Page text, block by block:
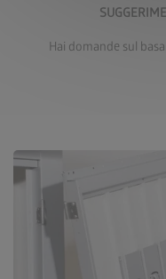
Hai domande sul
Vai ai